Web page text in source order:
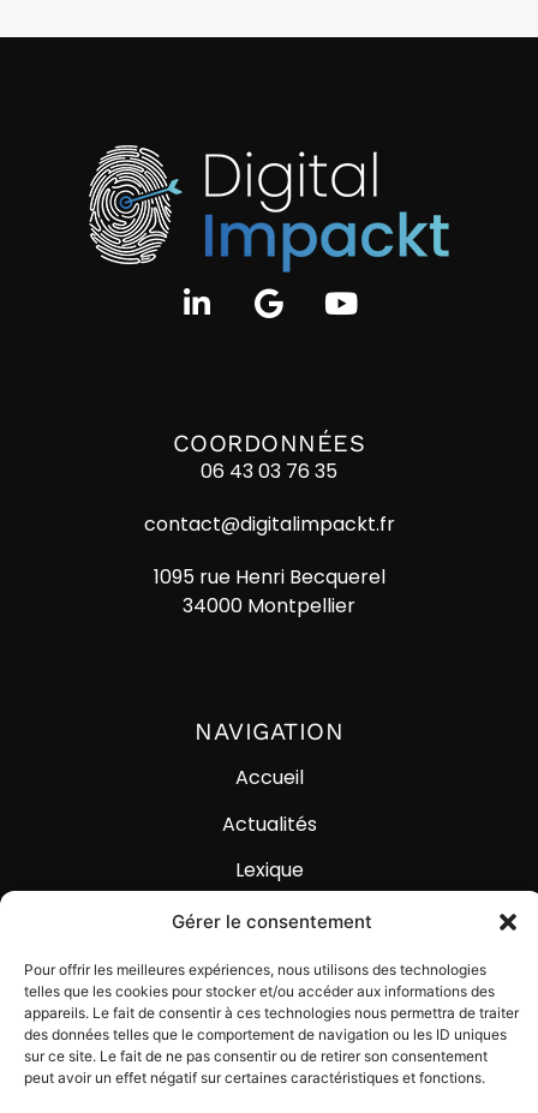
Gérer le consentement
Pour offrir les meilleures expériences, nous utilisons des technologies
telles que les cookies pour stocker et/ou accéder aux informations des
appareils. Le fait de consentir à ces technologies nous permettra de traiter
des données telles que le comportement de navigation ou les ID uniques
sur ce site. Le fait de ne pas consentir ou de retirer son consentement
peut avoir un effet négatif sur certaines caractéristiques et fonctions.
COORDONNÉES
06 43 03 76 35
contact@digitalimpackt.fr
1095 rue Henri Becquerel
34000 Montpellier
NAVIGATION
Accueil
Actualités
Lexique
Contact
© Digital Impackt